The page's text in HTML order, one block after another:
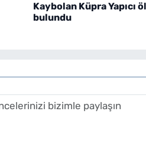
Kaybolan Küpra Yapıcı
bulundu